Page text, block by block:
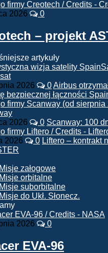
2026 0
– projekt
artykuły
2026 0Airbus
bezpiecznej łączności
2026 0 Scanway: 100
2026 0 Liftero – kontrakt
Misje załogowe
Misje orbitalne
Misje suborbitalne
Misje do Ukł. Słonecz.
2026 0
EVA-96